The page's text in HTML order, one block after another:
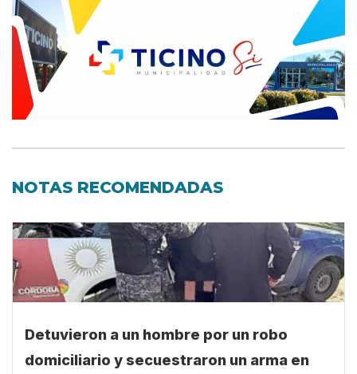
NOTAS RECOMENDADAS
Detuvieron a un hombre por un robo
domiciliario y secuestraron un arma en